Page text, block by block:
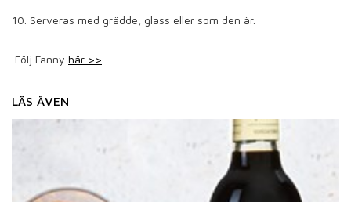
10. Serveras med grädde, glass eller som den är.
Följ Fanny här >>
LÄS ÄVEN